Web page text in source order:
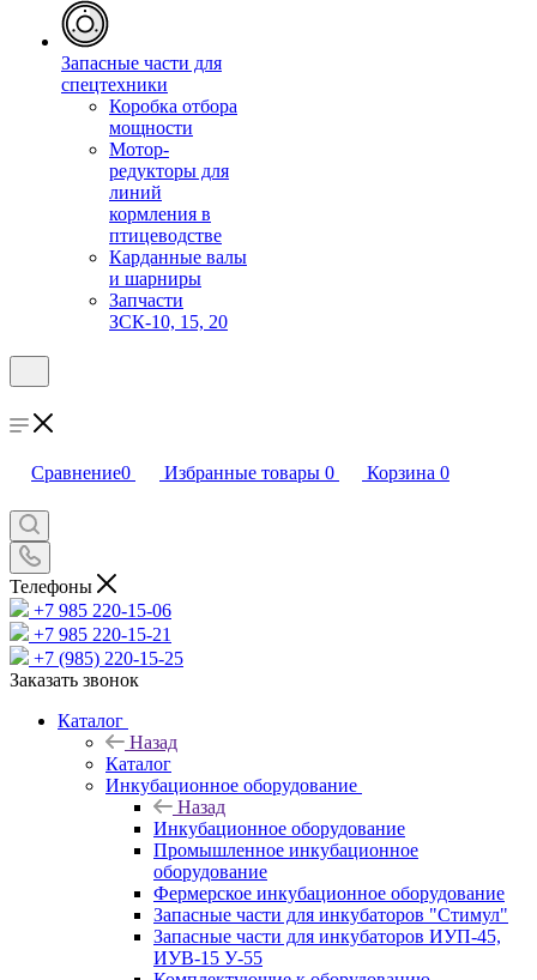
Запасные части для
спецтехники
Коробка отбора
мощности
Мотор-
редукторы для
линий
кормления в
птицеводстве
Карданные валы
и шарниры
Запчасти
ЗСК-10, 15, 20
Сравнение0 Избранные товары 0 Корзина 0
Телефоны
+7 985 220-15-06
+7 985 220-15-21
+7 (985) 220-15-25
Заказать звонок
Каталог
Назад
Каталог
Инкубационное оборудование
Назад
Инкубационное оборудование
Промышленное инкубационное
оборудование
Фермерское инкубационное оборудование
Запасные части для инкубаторов "Стимул"
Запасные части для инкубаторов ИУП-45,
ИУВ-15 У-55